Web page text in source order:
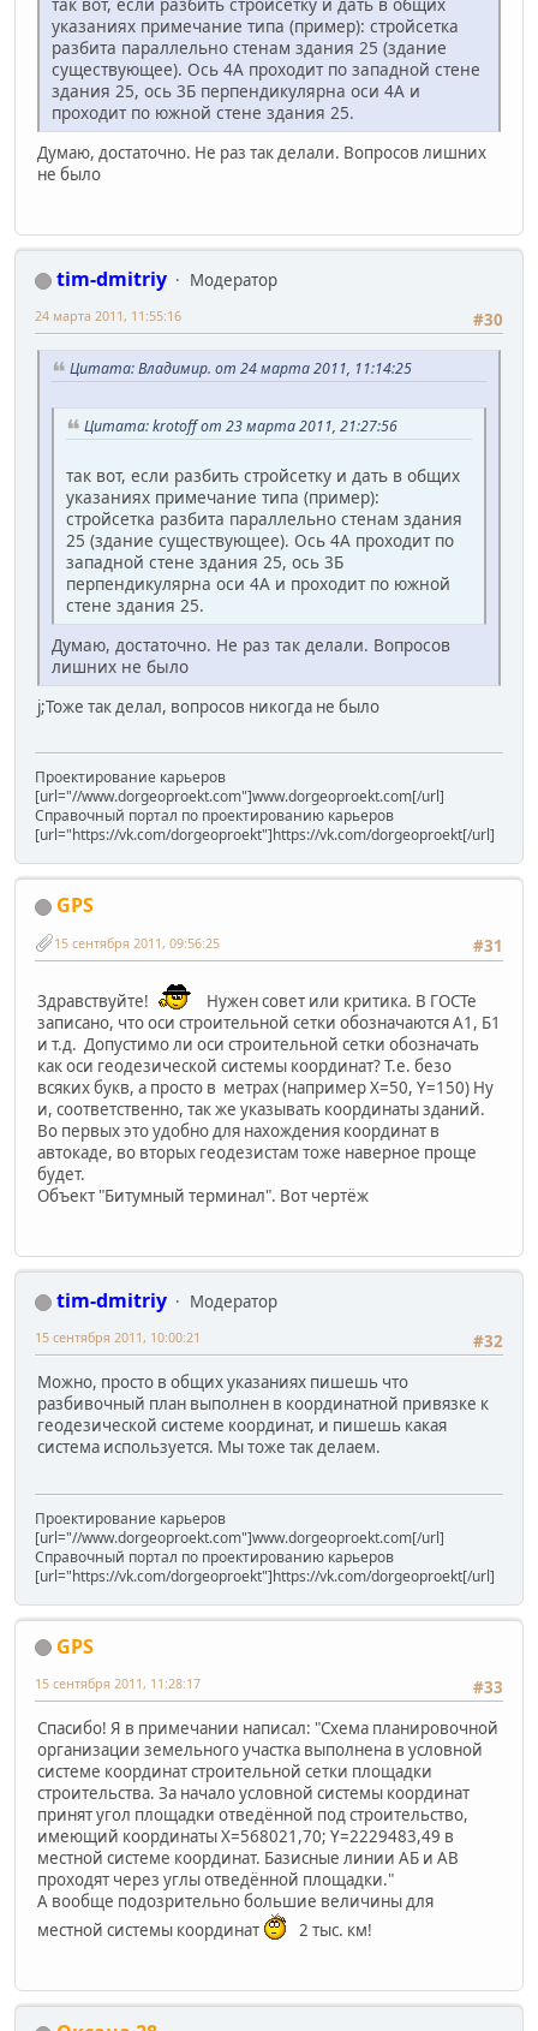
указаниях примечание типа (пример): стройсетка
разбита параллельно стенам здания 25 (здание
существующее). Ось 4А проходит по западной стене
здания 25, ось 3Б перпендикулярна оси 4А и
проходит по южной стене здания 25.
Думаю, достаточно. Не раз так делали. Вопросов лишних
не было
tim-dmitriy
Модератор
#30
24 марта 2011, 11:55:16
Цитата: Владимир. от 24 марта 2011, 11:14:25
Цитата: krotoff от 23 марта 2011, 21:27:56
так вот, если разбить стройсетку и дать в общих
указаниях примечание типа (пример):
стройсетка разбита параллельно стенам здания
25 (здание существующее). Ось 4А проходит по
западной стене здания 25, ось 3Б
перпендикулярна оси 4А и проходит по южной
стене здания 25.
Думаю, достаточно. Не раз так делали. Вопросов
лишних не было
j;Тоже так делал, вопросов никогда не было
Проектирование карьеров
[url="//www.dorgeoproekt.com"]www.dorgeoproekt.com[/url]
Справочный портал по проектированию карьеров
[url="https://vk.com/dorgeoproekt"]https://vk.com/dorgeoproekt[/url]
GPS
#31
15 сентября 2011, 09:56:25
Здравствуйте!
Нужен совет или критика. В ГОСТе
записано, что оси строительной сетки обозначаются А1, Б1
и т.д. Допустимо ли оси строительной сетки обозначать
как оси геодезической системы координат? Т.е. безо
всяких букв, а просто в метрах (например Х=50, Y=150) Ну
и, соответственно, так же указывать координаты зданий.
Во первых это удобно для нахождения координат в
автокаде, во вторых геодезистам тоже наверное проще
будет.
Объект "Битумный терминал". Вот чертёж
tim-dmitriy
Модератор
#32
15 сентября 2011, 10:00:21
Можно, просто в общих указаниях пишешь что
разбивочный план выполнен в координатной привязке к
геодезической системе координат, и пишешь какая
система используется. Мы тоже так делаем.
Проектирование карьеров
[url="//www.dorgeoproekt.com"]www.dorgeoproekt.com[/url]
Справочный портал по проектированию карьеров
[url="https://vk.com/dorgeoproekt"]https://vk.com/dorgeoproekt[/url]
GPS
#33
15 сентября 2011, 11:28:17
Спасибо! Я в примечании написал: "Схема планировочной
организации земельного участка выполнена в условной
системе координат строительной сетки площадки
строительства. За начало условной системы координат
принят угол площадки отведённой под строительство,
имеющий координаты X=568021,70; Y=2229483,49 в
местной системе координат. Базисные линии АБ и АВ
проходят через углы отведённой площадки."
А вообще подозрительно большие величины для
местной системы координат
2 тыс. км!